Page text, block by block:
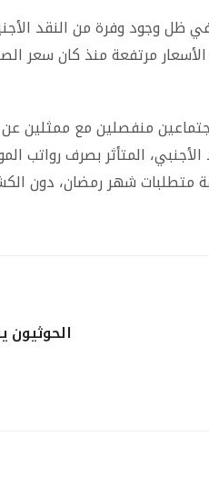
ظل وجود وفرة من النقد
منفصلين مع ممثلين عن
المتأثر بصرف رواتب
متطلبات شهر رمضان، دون